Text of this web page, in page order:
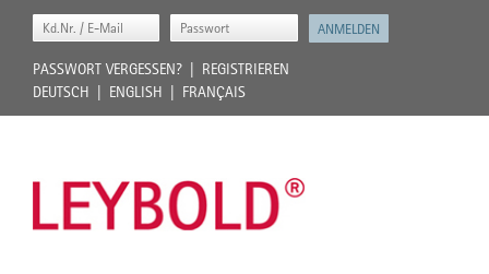
PASSWORT VERGESSEN?
REGISTRIEREN
DEUTSCH
ENGLISH FRANÇAIS